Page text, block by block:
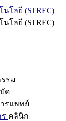
โลยี (STREC)
โลยี (STREC)
รม
ด
รแพทย์
คลินิก